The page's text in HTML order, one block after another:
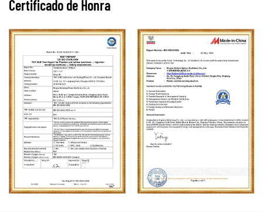
Certificado de Honra